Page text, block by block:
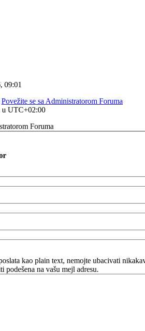
09:01
Povežite se sa Administratorom Foruma
u UTC+02:00
Foruma
kao plain text, nemojte ubacivati
podešena na vašu mejl adresu.